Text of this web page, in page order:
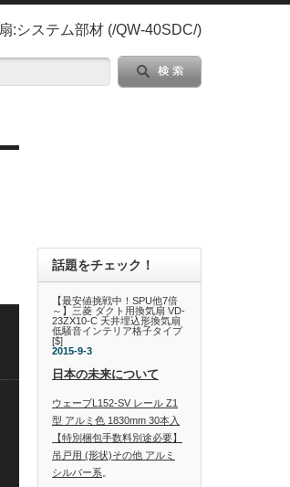
:システム部材 (/QW-40SDC/)
話題をチェック！
【最安値挑戦中！SPU他7倍
～】三菱 ダクト用換気扇 VD-
23ZX10-C 天井埋込形換気扇
低騒音インテリア格子タイプ
[$]
2015-9-3
日本の未来について
ウェーブL152-SV レール Z1
型 アルミ色 1830mm 30本入
【特別梱包手数料別途必要】
吊戸用 (形状)その他 アルミ
シルバー系